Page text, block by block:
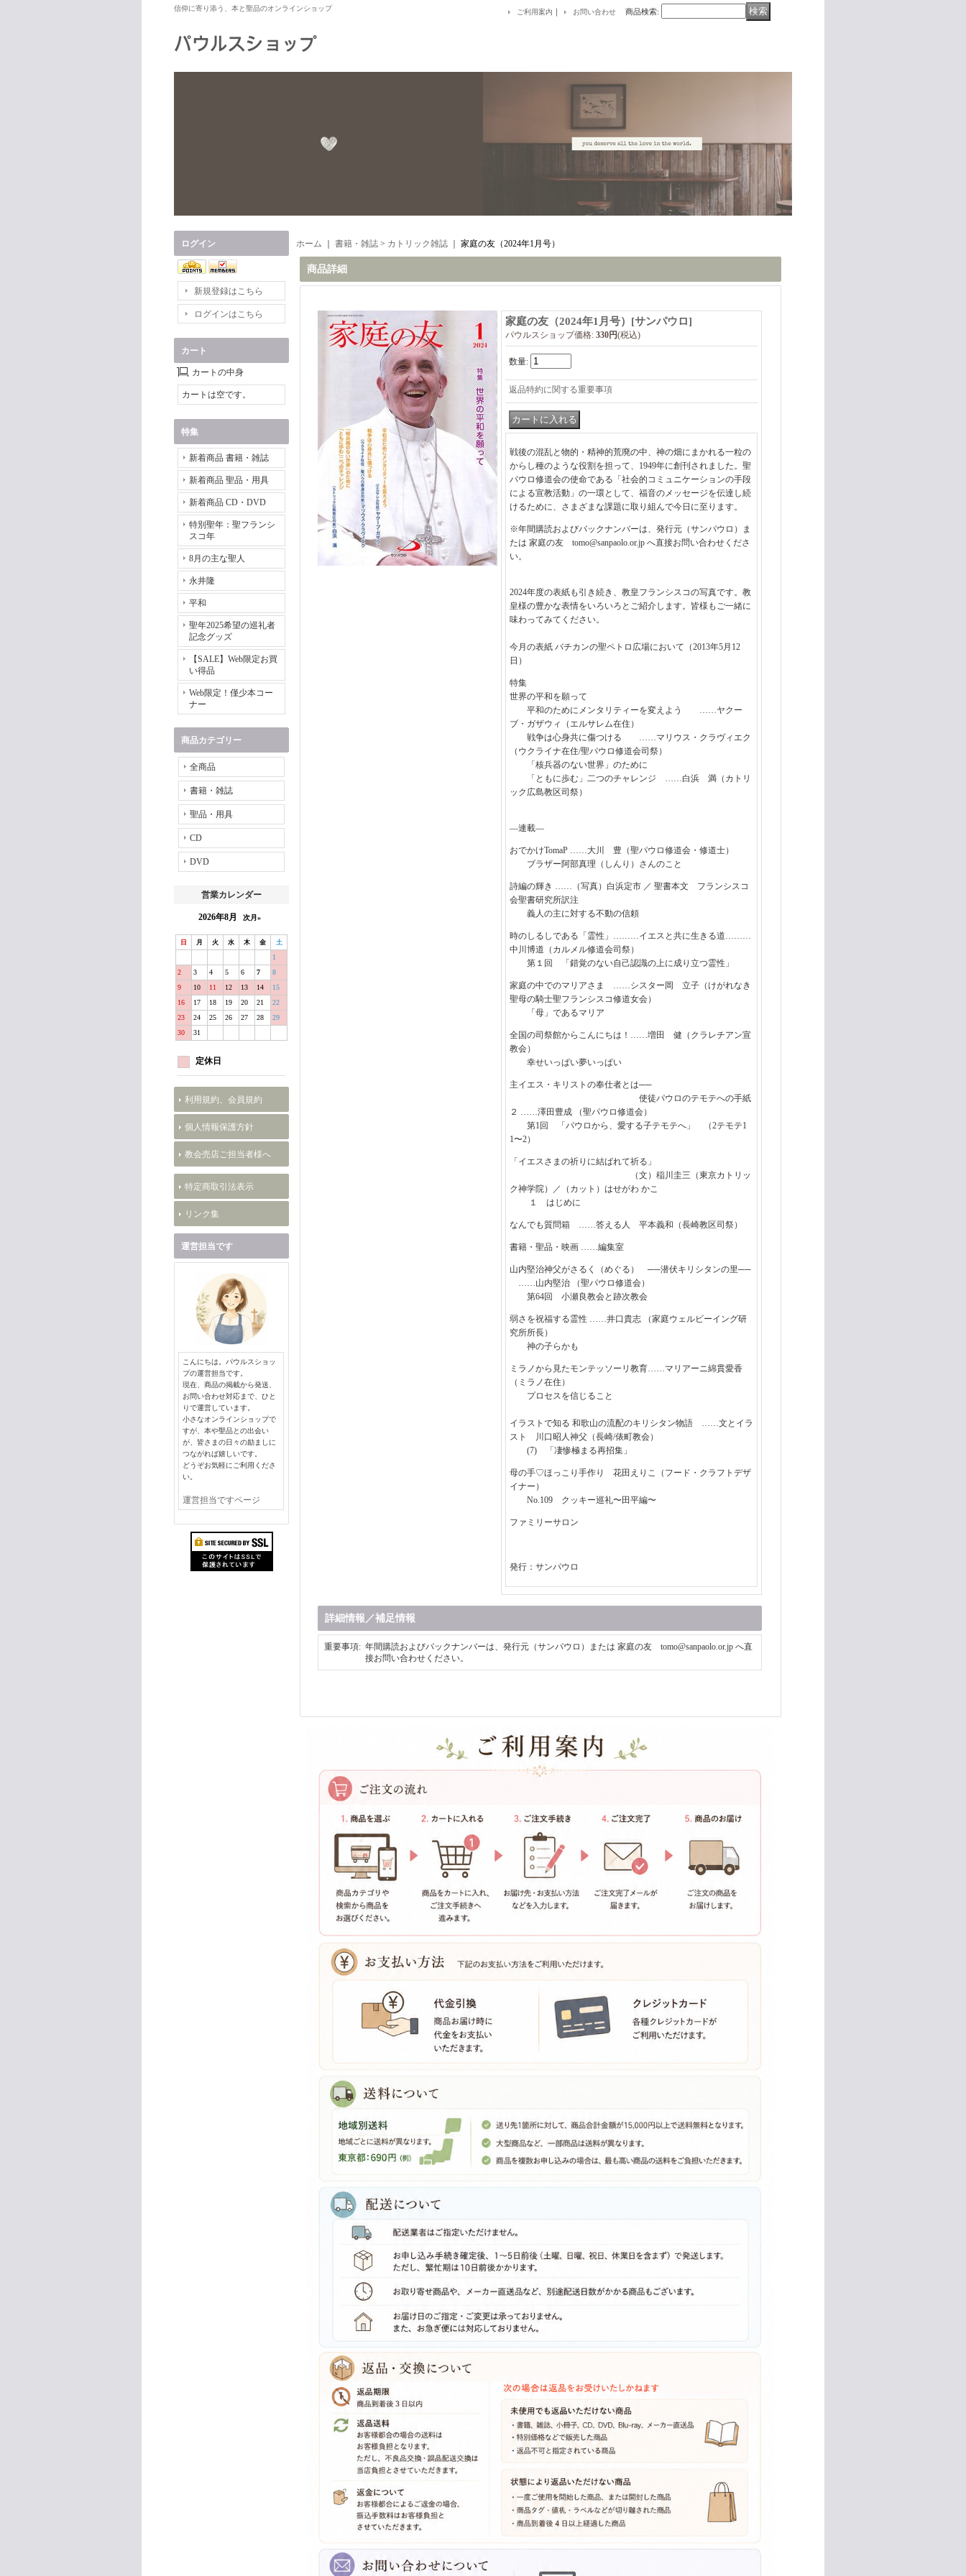
信仰に寄り添う、本と聖品のオンラインショップ ご利用案内 ｜ お問い合わせ 商品検索:
ログイン
新規登録はこちら
ログインはこちら
カート
カートの中身
カートは空です。
特集
新着商品 書籍・雑誌
新着商品 聖品・用具
新着商品 CD・DVD
特別聖年：聖フランシ
スコ年
8月の主な聖人
永井隆
平和
聖年2025希望の巡礼者
記念グッズ
【SALE】Web限定お買
い得品
Web限定！僅少本コー
ナー
商品カテゴリー
全商品
書籍・雑誌
聖品・用具
CD
DVD
営業カレンダー
2026年8月 次月»
日 月 火 水 木 金 土
1
2
3 4 5 6 7
8
9
10 11 12 13 14
15
16
17 18 19 20 21
22
23
24 25 26 27 28
29
30
31
定休日
利用規約、会員規約
個人情報保護方針
教会売店ご担当者様へ
特定商取引法表示
リンク集
運営担当です
こんにちは。パウルスショッ
プの運営担当です。
現在、商品の掲載から発送、
お問い合わせ対応まで、ひと
りで運営しています。
小さなオンラインショップで
すが、本や聖品との出会い
が、皆さまの日々の励ましに
つながれば嬉しいです。
どうぞお気軽にご利用くださ
い。
運営担当ですページ
ホーム 書籍・雑誌 > カトリック雑誌 家庭の友（2024年1月号）
商品詳細
家庭の友（2024年1月号） [サンパウロ]
パウルスショップ価格: 330円(税込)
数量:
返品特約に関する重要事項
戦後の混乱と物的・精神的荒廃の中、神の畑にまかれる一粒の
からし種のような役割を担って、1949年に創刊されました。聖
パウロ修道会の使命である「社会的コミュニケーションの手段
による宣教活動」の一環として、福音のメッセージを伝達し続
けるために、さまざまな課題に取り組んで今日に至ります。
※年間購読およびバックナンバーは、 発行元（サンパウロ）ま
たは 家庭の友 tomo@sanpaolo.or.jp へ直接お問い合わせくださ
い。
2024年度の表紙も引き続き、教皇フランシスコの写真です。教
皇様の豊かな表情をいろいろとご紹介します。皆様もご一緒に
味わってみてください。
今月の表紙 バチカンの聖ペトロ広場において（2013年5月12
日）
特集
世界の平和を願って
平和のためにメンタリティーを変えよう ……ヤクー
ブ・ガザウィ（エルサレム在住）
戦争は心身共に傷つける ……マリウス・クラヴィエク
（ウクライナ在住/聖パウロ修道会司祭）
「核兵器のない世界」のために
「ともに歩む」二つのチャレンジ ……白浜 満（カトリ
ック広島教区司祭）
―連載―
おでかけTomaP ……大川 豊（聖パウロ修道会・修道士）
ブラザー阿部真理（しんり）さんのこと
詩編の輝き ……（写真）白浜定市 ／ 聖書本文 フランシスコ
会聖書研究所訳注
義人の主に対する不動の信頼
時のしるしである「霊性」………イエスと共に生きる道………
中川博道（カルメル修道会司祭）
第１回 「錯覚のない自己認識の上に成り立つ霊性」
家庭の中でのマリアさま ……シスター岡 立子（けがれなき
聖母の騎士聖フランシスコ修道女会）
「母」であるマリア
全国の司祭館からこんにちは！……増田 健（クラレチアン宣
教会）
幸せいっぱい夢いっぱい
主イエス・キリストの奉仕者とは──
使徒パウロのテモテへの手紙
２ ……澤田豊成 （聖パウロ修道会）
第1回 「パウロから、愛する子テモテへ」 （2テモテ1
1〜2）
「イエスさまの祈りに結ばれて祈る」
（文）稲川圭三（東京カトリッ
ク神学院）／（カット）はせがわ かこ
１ はじめに
なんでも質問箱 ……答える人 平本義和（長崎教区司祭）
書籍・聖品・映画 ……編集室
山内堅治神父がさるく（めぐる） ──潜伏キリシタンの里──
……山内堅治 （聖パウロ修道会）
第64回 小瀬良教会と跡次教会
弱さを祝福する霊性 ……井口貴志 （家庭ウェルビーイング研
究所所長）
神の子らかも
ミラノから見たモンテッソーリ教育……マリアーニ綿貫愛香
（ミラノ在住）
プロセスを信じること
イラストで知る 和歌山の流配のキリシタン物語 ……文とイラ
スト 川口昭人神父（長崎/俵町教会）
(7) 「凄惨極まる再招集」
母の手♡ほっこり手作り 花田えりこ（フード・クラフトデザ
イナー）
No.109 クッキー巡礼〜田平編〜
ファミリーサロン
発行：サンパウロ
詳細情報／補足情報
重要事項: 年間購読およびバックナンバーは、発行元（サンパウロ）または 家庭の友 tomo@sanpaolo.or.jp へ直
接お問い合わせください。